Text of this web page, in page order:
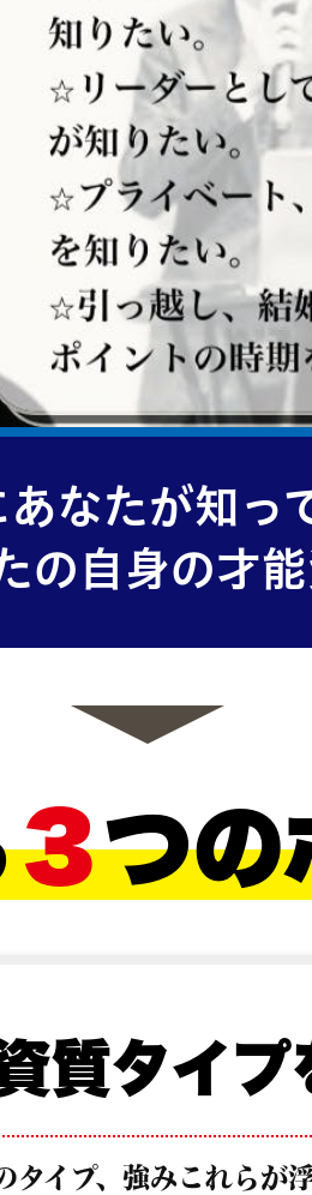
なたが知っ
の自身の才
３つ
質タイ
イプ、強みこれらが